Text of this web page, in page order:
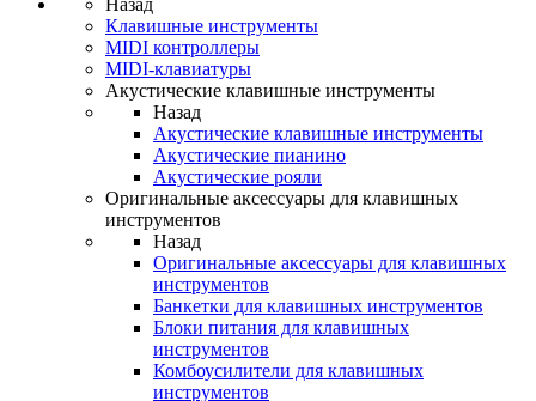
Назад
Клавишные инструменты
MIDI контроллеры
MIDI-клавиатуры
Акустические клавишные инструменты
Назад
Акустические клавишные инструменты
Акустические пианино
Акустические рояли
Оригинальные аксессуары для клавишных
инструментов
Назад
Оригинальные аксессуары для клавишных
инструментов
Банкетки для клавишных инструментов
Блоки питания для клавишных
инструментов
Комбоусилители для клавишных
инструментов